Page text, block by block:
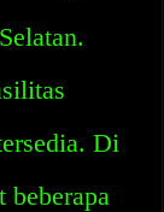
Di
beberapa